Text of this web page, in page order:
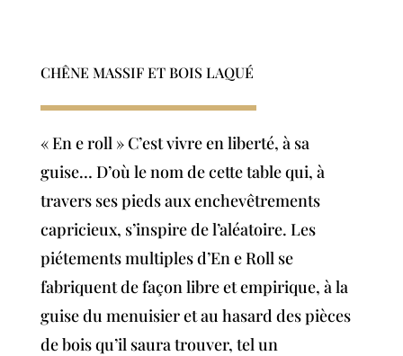
CHÊNE MASSIF ET BOIS LAQUÉ
« En e roll » C’est vivre en liberté, à sa
guise… D’où le nom de cette table qui, à
travers ses pieds aux enchevêtrements
capricieux, s’inspire de l’aléatoire. Les
piétements multiples d’En e Roll se
fabriquent de façon libre et empirique, à la
guise du menuisier et au hasard des pièces
de bois qu’il saura trouver, tel un